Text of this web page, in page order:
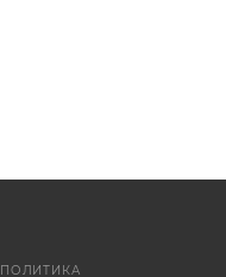
ПОЛИТИКА